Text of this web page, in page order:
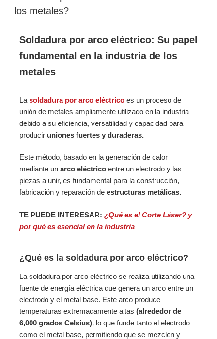
los metales?
Soldadura por arco eléctrico: Su papel
fundamental en la industria de los
metales
La soldadura por arco eléctrico es un proceso de
unión de metales ampliamente utilizado en la industria
debido a su eficiencia, versatilidad y capacidad para
producir uniones fuertes y duraderas.
Este método, basado en la generación de calor
mediante un arco eléctrico entre un electrodo y las
piezas a unir, es fundamental para la construcción,
fabricación y reparación de estructuras metálicas.
TE PUEDE INTERESAR: ¿Qué es el Corte Láser? y
por qué es esencial en la industria
¿Qué es la soldadura por arco eléctrico?
La soldadura por arco eléctrico se realiza utilizando una
fuente de energía eléctrica que genera un arco entre un
electrodo y el metal base. Este arco produce
temperaturas extremadamente altas (alrededor de
6,000 grados Celsius), lo que funde tanto el electrodo
como el metal base, permitiendo que se mezclen y